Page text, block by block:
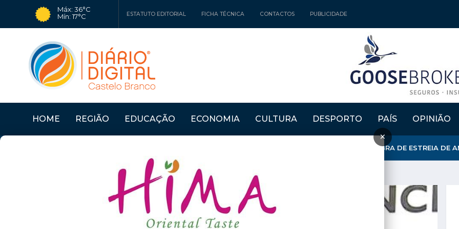
Máx: 36°C
Mín: 17°C
ESTATUTO EDITORIAL FICHA TÉCNICA CONTACTOS PUBLICIDADE
HOME REGIÃO EDUCAÇÃO ECONOMIA CULTURA DESPORTO PAÍS OPINIÃO
×
TEATRO CLUBE DE PENAMACOR RECEBEU APRESENTAÇÃO DA OBRA DE ESTREIA DE